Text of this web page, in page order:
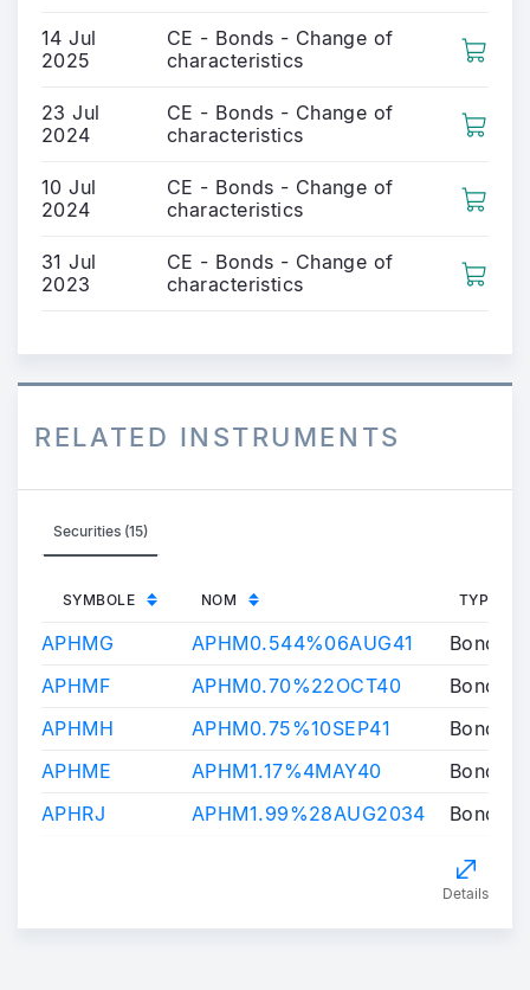
14 Jul
2025
CE - Bonds - Change of
characteristics
23 Jul
2024
CE - Bonds - Change of
characteristics
10 Jul
2024
CE - Bonds - Change of
characteristics
31 Jul
2023
CE - Bonds - Change of
characteristics
RELATED INSTRUMENTS
Securities (15)
SYMBOLE NOM TYPE
APHMG APHM0.544%06AUG41
Bond
APHMF
APHM0.70%22OCT40
Bond
APHMH
APHM0.75%10SEP41
Bond
APHME
APHM1.17%4MAY40
Bond
APHRJ
APHM1.99%28AUG2034 Bond
Details